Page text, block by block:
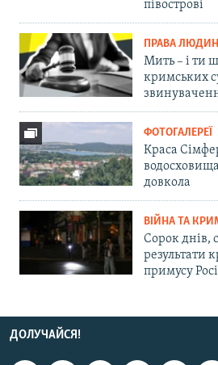
півострові
ПРАВА
Мить – і ти
кримських
ФОТОГАЛЕРЕЇ
Краса
довкола
ВІЙНА ТА
Сорок днів,
результати
примусу
ДОЛУЧАЙСЯ!